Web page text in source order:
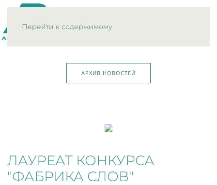
Перейти к содержимому
АРХИВ НОВОСТЕЙ
ЛАУРЕАТ КОНКУРСА
"ФАБРИКА СЛОВ"